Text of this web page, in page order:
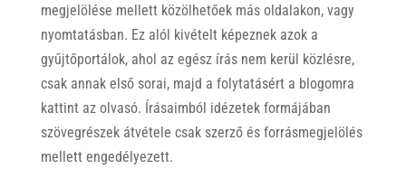
megjelölése mellett közölhetőek más oldalakon, vagy
nyomtatásban. Ez alól kivételt képeznek azok a
gyűjtőportálok, ahol az egész írás nem kerül közlésre,
csak annak első sorai, majd a folytatásért a blogomra
kattint az olvasó. Írásaimból idézetek formájában
szövegrészek átvétele csak szerző és forrásmegjelölés
mellett engedélyezett.